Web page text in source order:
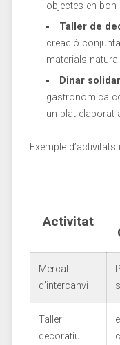
⁢objectes en bon
Taller ‌de
⁤creació
materials
Dinar
gastronòmica
un plat⁤ elaborat
Exemple d’activitats
Activitat
Mercat
d’intercanvi
Taller
decoratiu